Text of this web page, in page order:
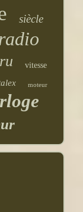
siècle
vitesse
moteur